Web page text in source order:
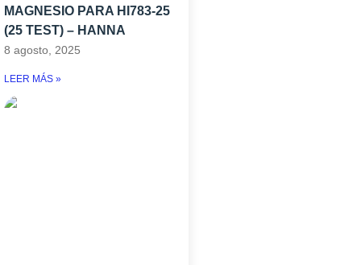
MAGNESIO PARA HI783-25
(25 TEST) – HANNA
8 agosto, 2025
LEER MÁS »